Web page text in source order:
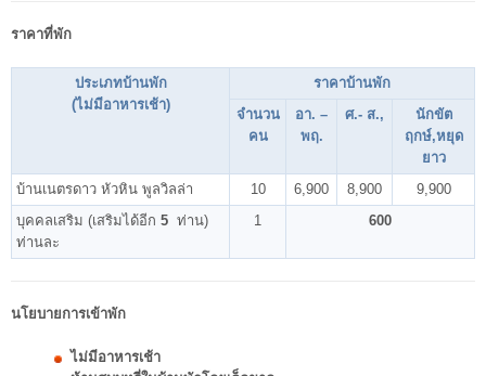
ราคาที่พัก
ประเภทบ้านพัก
(ไม่มีอาหารเช้า)
ราคาบ้านพัก
จำนวน
คน
อา. –
พฤ.
ศ.- ส.,
นักขัต
ฤกษ์,หยุด
ยาว
บ้านเนตรดาว หัวหิน พูลวิลล่า
10 6,900 8,900
9,900
บุคคลเสริม (เสริมได้อีก 5 ท่าน)
ท่านละ
1 600
นโยบายการเข้าพัก
ไม่มีอาหารเช้า